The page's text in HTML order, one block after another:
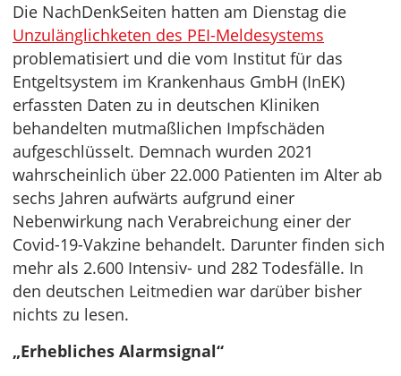
Die NachDenkSeiten hatten am Dienstag die
Unzulänglichketen des PEI-Meldesystems
problematisiert und die vom Institut für das
Entgeltsystem im Krankenhaus GmbH (InEK)
erfassten Daten zu in deutschen Kliniken
behandelten mutmaßlichen Impfschäden
aufgeschlüsselt. Demnach wurden 2021
wahrscheinlich über 22.000 Patienten im Alter ab
sechs Jahren aufwärts aufgrund einer
Nebenwirkung nach Verabreichung einer der
Covid-19-Vakzine behandelt. Darunter finden sich
mehr als 2.600 Intensiv- und 282 Todesfälle. In
den deutschen Leitmedien war darüber bisher
nichts zu lesen.
„Erhebliches Alarmsignal“